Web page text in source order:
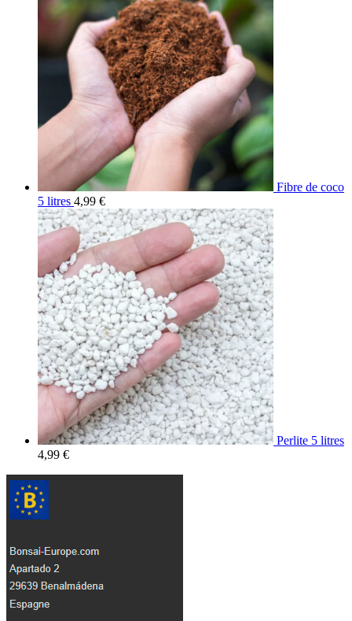
Fibre de coco
5 litres 4,99 €
Perlite 5 litres
4,99 €